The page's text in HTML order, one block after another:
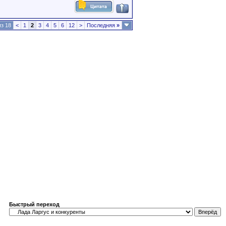
18 < 1 2 3 4 5 6 12 > Последняя »
Быстрый переход